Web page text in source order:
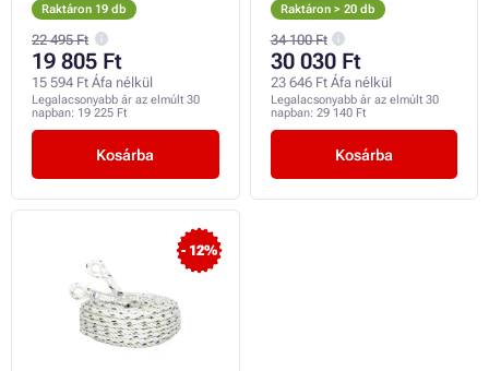
Raktáron 19 db
22 495 Ft
19 805 Ft
15 594 Ft Áfa nélkül
Legalacsonyabb ár az elmúlt 30
napban: 19 225 Ft
Kosárba
Raktáron > 20 db
34 100 Ft
30 030 Ft
23 646 Ft Áfa nélkül
Legalacsonyabb ár az elmúlt 30
napban: 29 140 Ft
Kosárba
- 12%